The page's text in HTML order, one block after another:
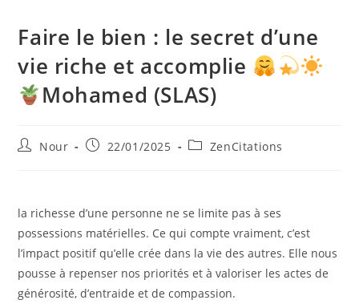
Faire le bien : le secret d’une
vie riche et accomplie
Mohamed (SLAS)
Auteur/autrice
Nour
Publication
22/01/2025
PostZenCitations
la richesse d’une personne ne se limite pas à ses
possessions matérielles. Ce qui compte vraiment, c’est
l’impact positif qu’elle crée dans la vie des autres. Elle nous
pousse à repenser nos priorités et à valoriser les actes de
générosité, d’entraide et de compassion.